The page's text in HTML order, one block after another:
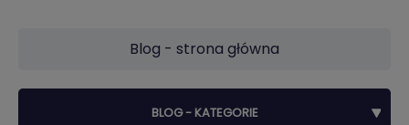
BLOG - KATEGORIE
Blog - strona główna